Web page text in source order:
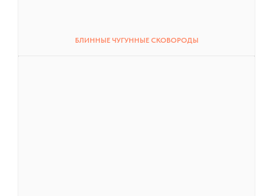
БЛИННЫЕ ЧУГУННЫЕ СКОВОРОДЫ